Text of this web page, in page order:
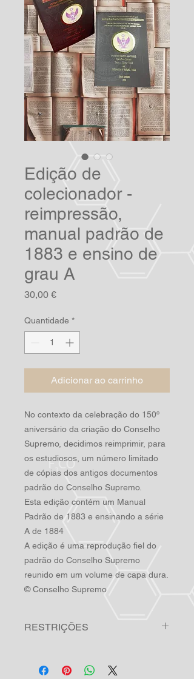
Edição de
colecionador -
reimpressão,
manual padrão de
1883 e ensino de
grau A
30,00 €Preço
Quantidade *
Adicionar ao carrinho
No contexto da celebração do 150º
aniversário da criação do Conselho
Supremo, decidimos reimprimir, para
os estudiosos, um número limitado
de cópias dos antigos documentos
padrão do Conselho Supremo.
Esta edição contém um Manual
Padrão de 1883 e ensinando a série
A de 1884
A edição é uma reprodução fiel do
padrão do Conselho Supremo
reunido em um volume de capa dura.
© Conselho Supremo
RESTRIÇÕES
diploma relevante